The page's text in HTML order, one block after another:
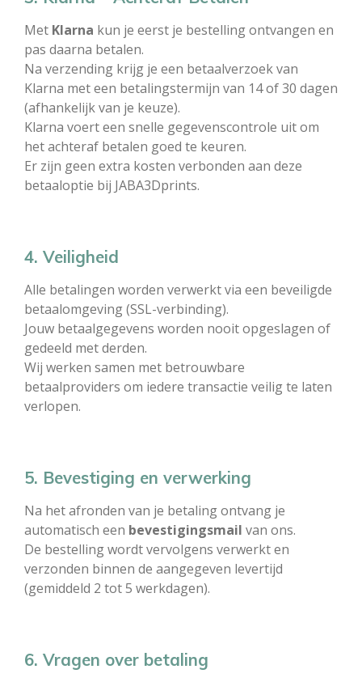
Met Klarna kun je eerst je bestelling ontvangen en
pas daarna betalen.
Na verzending krijg je een betaalverzoek van
Klarna met een betalingstermijn van 14 of 30 dagen
(afhankelijk van je keuze).
Klarna voert een snelle gegevenscontrole uit om
het achteraf betalen goed te keuren.
Er zijn geen extra kosten verbonden aan deze
betaaloptie bij JABA3Dprints.
4. Veiligheid
Alle betalingen worden verwerkt via een beveiligde
betaalomgeving (SSL-verbinding).
Jouw betaalgegevens worden nooit opgeslagen of
gedeeld met derden.
Wij werken samen met betrouwbare
betaalproviders om iedere transactie veilig te laten
verlopen.
5. Bevestiging en verwerking
Na het afronden van je betaling ontvang je
automatisch een bevestigingsmail van ons.
De bestelling wordt vervolgens verwerkt en
verzonden binnen de aangegeven levertijd
(gemiddeld 2 tot 5 werkdagen).
6. Vragen over betaling